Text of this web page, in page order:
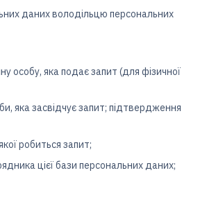
даних володільцю персональних
особу, яка подає запит (для фізичної
яка засвідчує запит; підтвердження
робиться запит;
цієї бази персональних даних;